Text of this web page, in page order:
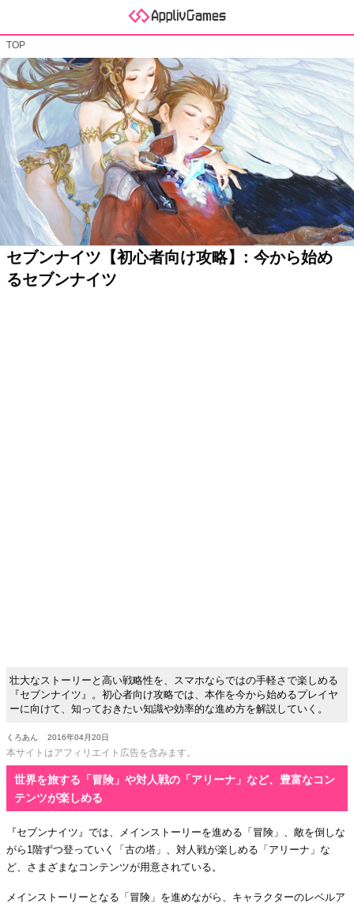
TOP
セブンナイツ【初心者向け攻略】: 今から始め
るセブンナイツ
壮大なストーリーと高い戦略性を、スマホならではの手軽さで楽しめる
『セブンナイツ』。初心者向け攻略では、本作を今から始めるプレイヤ
ーに向けて、知っておきたい知識や効率的な進め方を解説していく。
くろあん 2016年04月20日
本サイトはアフィリエイト広告を含みます。
世界を旅する「冒険」や対人戦の「アリーナ」など、豊富なコン
テンツが楽しめる
『セブンナイツ』では、メインストーリーを進める「冒険」、敵を倒しな
がら1階ずつ登っていく「古の塔」、対人戦が楽しめる「アリーナ」な
ど、さまざまなコンテンツが用意されている。
メインストーリーとなる「冒険」を進めながら、キャラクターのレベルア